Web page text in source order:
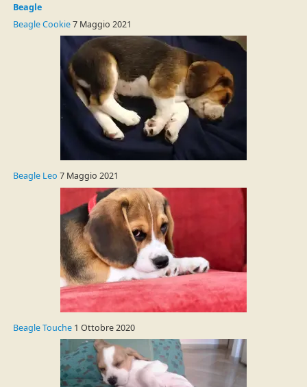
Beagle
Beagle Cookie7 Maggio 2021
Beagle Leo 7 Maggio 2021
Beagle Touche1 Ottobre 2020